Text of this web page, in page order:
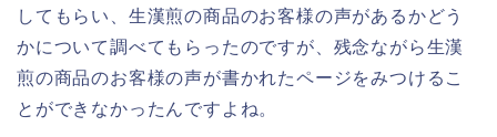
してもらい、生漢煎の商品のお客様の声があるかどう
かについて調べてもらったのですが、残念ながら生漢
煎の商品のお客様の声が書かれたページをみつけるこ
とができなかったんですよね。